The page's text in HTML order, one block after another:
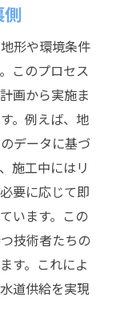
形や環境条件
このプロセス
画から実施ま
。例えば、地
データに基づ
施工中にはリ
要に応じて即
います。この
技術者たちの
す。これによ
道供給を実現